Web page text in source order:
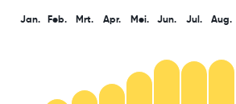
Jan. Feb. Mrt. Apr. Mei. Jun. Jul. Aug.